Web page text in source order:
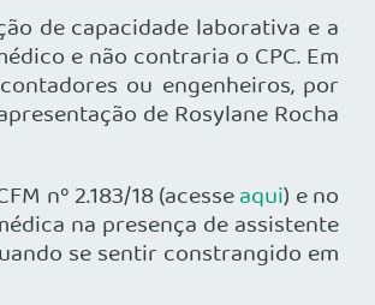
de capacidade laborativa e a
e não contraria o CPC. Em
ou engenheiros, por
de Rosylane Rocha
nº 2.183/18 (acesseaqui) e no
na presença de assistente
se sentir constrangido em